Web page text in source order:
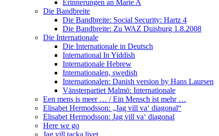
Erinnerungen an Marie A
Die Bandbreite
Die Bandbreite: Social Security: Hartz 4
Die Bandbreite: Zu WAZ Duisburg 1.8.2008
Die Internationale
Die Internationale in Deutsch
International In Yiddish
Internationale Hebrew
Internationalen, swedish
Internationalen: Danish version by Hans Laursen
Vänsterpartiet Malmö: Internationale
Een mens is meer … / Ein Mensch ist mehr …
Elisabet Hermodsson: „Jag vill va‘ diagonal“
Elisabet Hermodsson: Jag vill va‘ diagonal
Here we go
Jag vill tacka livet